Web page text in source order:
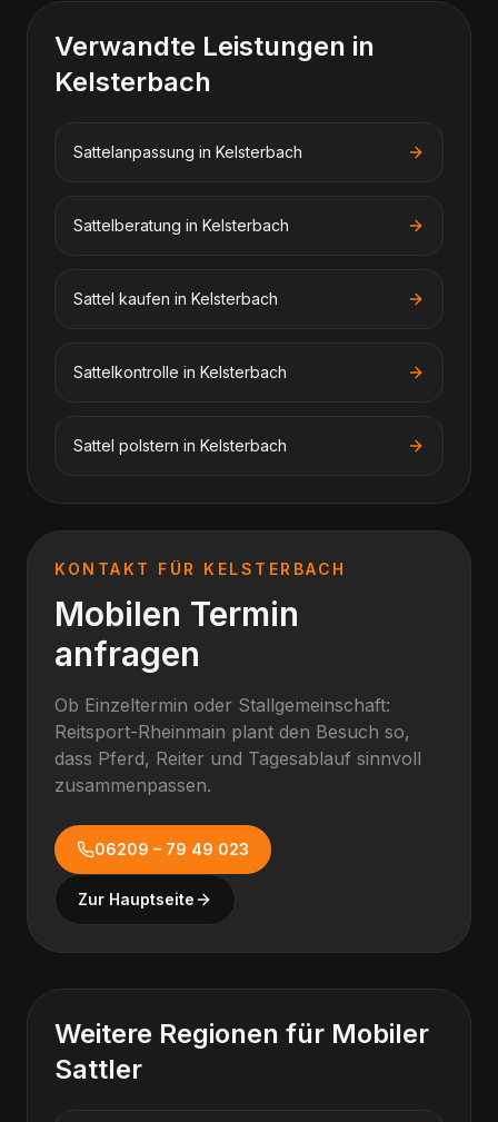
Verwandte Leistungen in
Kelsterbach
Sattelanpassung in Kelsterbach
Sattelberatung in Kelsterbach
Sattel kaufen in Kelsterbach
Sattelkontrolle in Kelsterbach
Sattel polstern in Kelsterbach
KONTAKT FÜR KELSTERBACH
Mobilen Termin
anfragen
Ob Einzeltermin oder Stallgemeinschaft:
Reitsport-Rheinmain plant den Besuch so,
dass Pferd, Reiter und Tagesablauf sinnvoll
zusammenpassen.
06209 – 79 49 023
Zur Hauptseite
Weitere Regionen für Mobiler
Sattler